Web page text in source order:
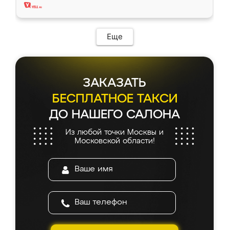
Еще
ЗАКАЗАТЬ
БЕСПЛАТНОЕ ТАКСИ
ДО НАШЕГО САЛОНА
Из любой точки Москвы и
Московской области!